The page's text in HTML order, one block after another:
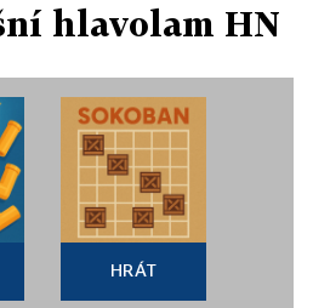
hlavolam HN
HRÁT